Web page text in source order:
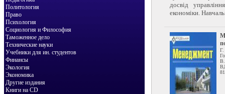
Политология
Право
Психология
Социология и Философия
Таможенное дело
Технические науки
Учебники для ин. студентов
Финансы
Экология
Экономика
Другие издания
Книги на CD
досвід
економіки.
В.